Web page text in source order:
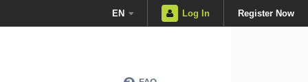
EN Log In Register Now